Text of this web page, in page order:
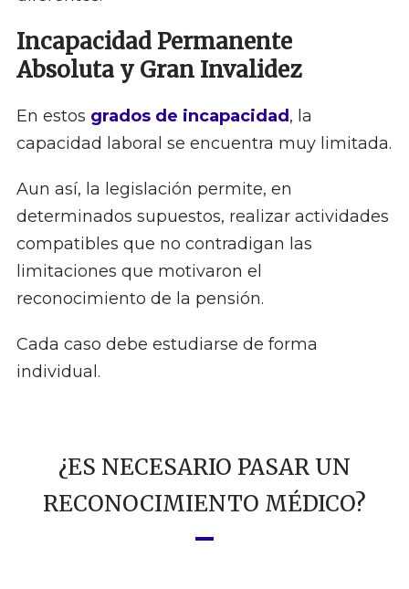
Incapacidad Permanente
Absoluta y Gran Invalidez
En estos grados de incapacidad , la
capacidad laboral se encuentra muy limitada.
Aun así, la legislación permite, en
determinados supuestos, realizar actividades
compatibles que no contradigan las
limitaciones que motivaron el
reconocimiento de la pensión.
Cada caso debe estudiarse de forma
individual.
¿ES NECESARIO PASAR UN
RECONOCIMIENTO MÉDICO?